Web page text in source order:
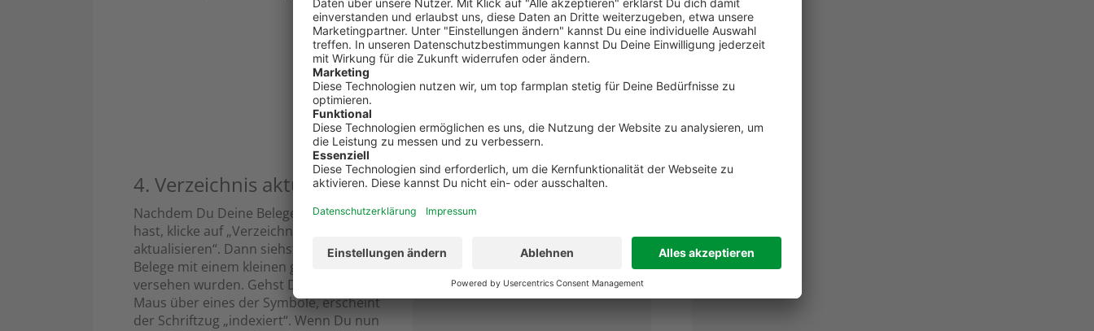
4. Verzeichnis aktualisieren
Nachdem Du Deine Belege übertragen
hast, klicke auf „Verzeichnis
aktualisieren“. Dann siehst Du, dass die
Belege mit einem kleinen grünen Symbol
versehen wurden. Gehst Du mit der
Maus über eines der Symbole, erscheint
der Schriftzug „indexiert“. Wenn Du nun